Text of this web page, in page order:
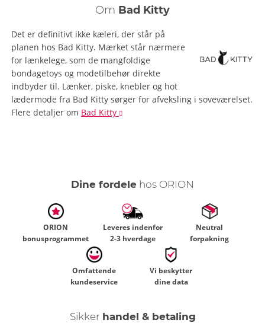
Om Bad Kitty
Det er definitivt ikke kæleri, der står på
planen hos Bad Kitty. Mærket står nærmere
for lænkelege, som de mangfoldige
bondagetoys og modetilbehør direkte
indbyder til. Lænker, piske, knebler og hot
lædermode fra Bad Kitty sørger for afveksling i soveværelset.
Flere detaljer om Bad Kitty
Dine fordele hos ORION
ORION
bonusprogrammet
Leveres indenfor
2-3 hverdage
Neutral
forpakning
Omfattende
kundeservice
Vi beskytter
dine data
Sikker handel & betaling